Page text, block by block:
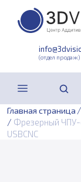
(отдел продаж)
Главная страница /
/ Фрезерный ЧПУ-
USBCNC